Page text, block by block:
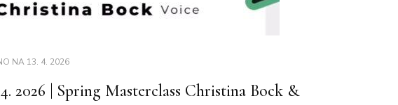
NA 13. 4. 2026
4. 2026 | Spring Masterclass Christina Bock &